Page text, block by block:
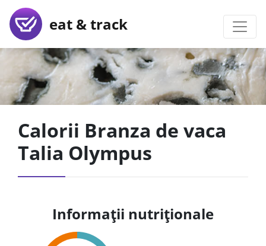
eat & track
Calorii Branza de vaca
Talia Olympus
Informații nutriționale